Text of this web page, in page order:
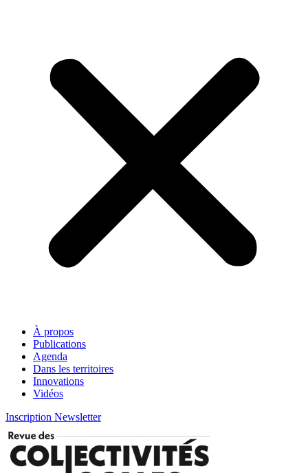
À propos
Publications
Agenda
Dans les territoires
Innovations
Vidéos
Inscription Newsletter